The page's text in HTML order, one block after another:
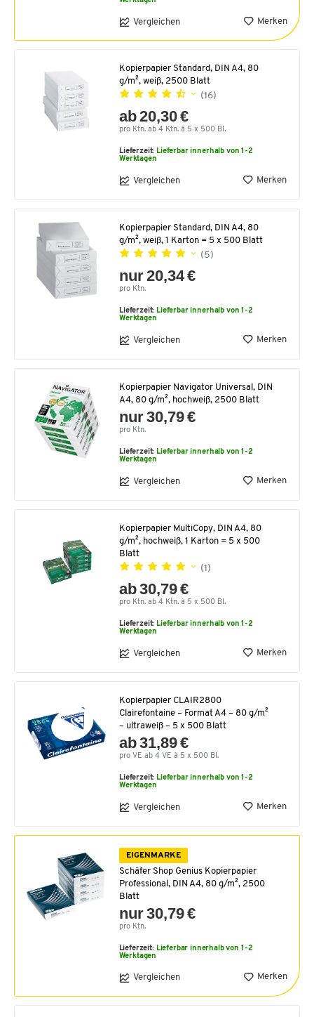
Vergleichen Merken
Kopierpapier Standard, DIN A4, 80
g/m², weiß, 2500 Blatt
(16)
ab 20,30 €
pro Ktn. ab 4 Ktn. à 5 x 500 Bl.
Lieferzeit: Lieferbar innerhalb von 1-2
Werktagen
Vergleichen Merken
Kopierpapier Standard, DIN A4, 80
g/m², weiß, 1 Karton = 5 x 500 Blatt
(5)
nur 20,34 €
pro Ktn.
Lieferzeit: Lieferbar innerhalb von 1-2
Werktagen
Vergleichen Merken
Kopierpapier Navigator Universal, DIN
A4, 80 g/m², hochweiß, 2500 Blatt
nur 30,79 €
pro Ktn.
Lieferzeit: Lieferbar innerhalb von 1-2
Werktagen
Vergleichen Merken
Kopierpapier MultiCopy, DIN A4, 80
g/m², hochweiß, 1 Karton = 5 x 500
Blatt
(1)
ab 30,79 €
pro Ktn. ab 4 Ktn. à 5 x 500 Bl.
Lieferzeit: Lieferbar innerhalb von 1-2
Werktagen
Vergleichen Merken
Kopierpapier CLAIR2800
Clairefontaine – Format A4 – 80 g/m²
– ultraweiß – 5 x 500 Blatt
ab 31,89 €
pro VE ab 4 VE à 5 x 500 Bl.
Lieferzeit: Lieferbar innerhalb von 1-2
Werktagen
Vergleichen Merken
EIGENMARKE
Schäfer Shop Genius Kopierpapier
Professional, DIN A4, 80 g/m², 2500
Blatt
nur 30,79 €
pro Ktn.
Lieferzeit: Lieferbar innerhalb von 1-2
Werktagen
Vergleichen Merken